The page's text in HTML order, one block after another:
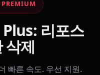
PREMIUM
리포스
삭제
빠른 속도. 우선 지원.